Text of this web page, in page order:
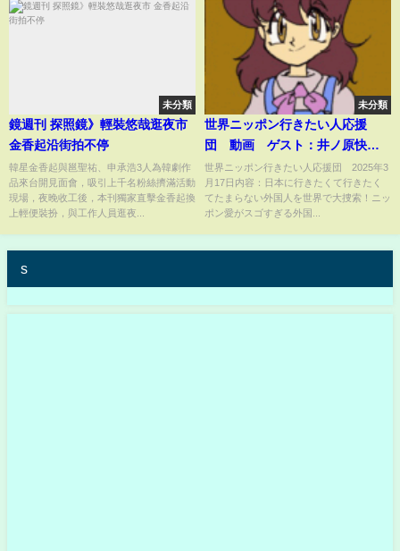
未分類
鏡週刊 探照鏡》輕裝悠哉逛夜市
金香起沿街拍不停
韓星金香起與邕聖祐、申承浩3人為韓劇作
品來台開見面會，吸引上千名粉絲擠滿活動
現場，夜晚收工後，本刊獨家直擊金香起換
上輕便裝扮，與工作人員逛夜...
未分類
世界ニッポン行きたい人応援
団 動画 ゲスト：井ノ原快
彦 3月17日
世界ニッポン行きたい人応援団 2025年3
月17日内容：日本に行きたくて行きたく
てたまらない外国人を世界で大捜索！ニッ
ポン愛がスゴすぎる外国...
s